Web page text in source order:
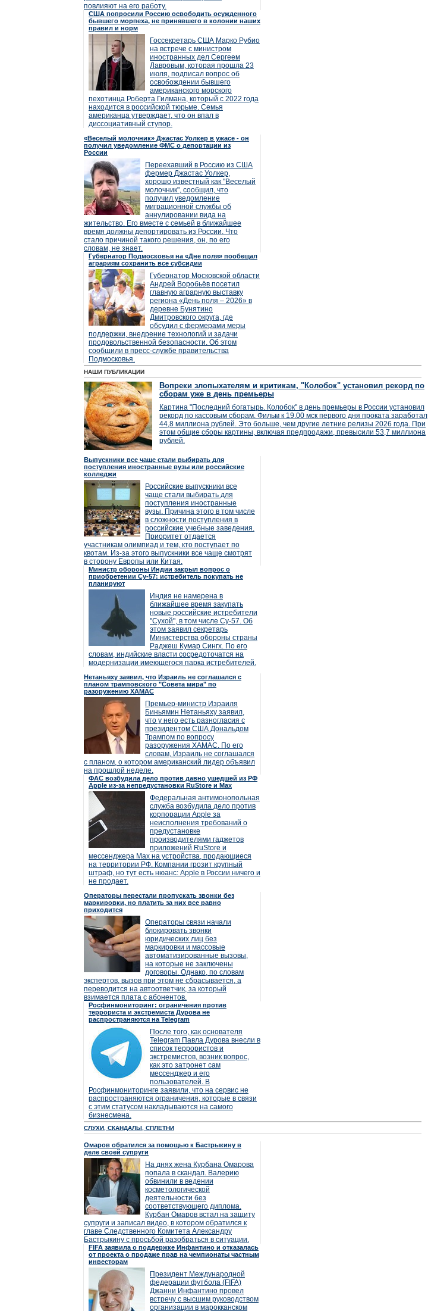
повлияют на его работу.
США попросили Россию освободить осужденного
бывшего морпеха, не принявшего в колонии наших
правил и норм
Госсекретарь США Марко Рубио
на встрече с министром
иностранных дел Сергеем
Лавровым, которая прошла 23
июля, подписал вопрос об
освобождении бывшего
американского морского
пехотинца Роберта Гилмана, который с 2022 года
находится в российской тюрьме. Семья
американца утверждает, что он впал в
диссоциативный ступор.
«Веселый молочник» Джастас Уолкер в ужасе - он
получил уведомление ФМС о депортации из
России
Переехавший в Россию из США
фермер Джастас Уолкер,
хорошо известный как "Веселый
молочник", сообщил, что
получил уведомление
миграционной службы об
аннулировании вида на
жительство. Его вместе с семьей в ближайшее
время должны депортировать из России. Что
стало причиной такого решения, он, по его
словам, не знает.
Губернатор Подмосковья на «Дне поля» пообещал
аграриям сохранить все субсидии
Губернатор Московской области
Андрей Воробьёв посетил
главную аграрную выставку
региона «День поля – 2026» в
деревне Бунятино
Дмитровского округа, где
обсудил с фермерами меры
поддержки, внедрение технологий и задачи
продовольственной безопасности. Об этом
сообщили в пресс-службе правительства
Подмосковья.
НАШИ ПУБЛИКАЦИИ
Вопреки злопыхателям и критикам, "Колобок" установил рекорд по
сборам уже в день премьеры
Картина "Последний богатырь. Колобок" в день премьеры в России установил
рекорд по кассовым сборам. Фильм к 19.00 мск первого дня проката заработал
44,8 миллиона рублей. Это больше, чем другие летние релизы 2026 года. При
этом общие сборы картины, включая предпродажи, превысили 53,7 миллиона
рублей.
Выпускники все чаще стали выбирать для
поступления иностранные вузы или российские
колледжи
Российские выпускники все
чаще стали выбирать для
поступления иностранные
вузы. Причина этого в том числе
в сложности поступления в
российские учебные заведения.
Приоритет отдается
участникам олимпиад и тем, кто поступает по
квотам. Из-за этого выпускники все чаще смотрят
в сторону Европы или Китая.
Министр обороны Индии закрыл вопрос о
приобретении Су-57: истребитель покупать не
планируют
Индия не намерена в
ближайшее время закупать
новые российские истребители
"Сухой", в том числе Су-57. Об
этом заявил секретарь
Министерства обороны страны
Раджеш Кумар Сингх. По его
словам, индийские власти сосредоточатся на
модернизации имеющегося парка истребителей.
Нетаньяху заявил, что Израиль не соглашался с
планом трамповского "Совета мира" по
разоружению ХАМАС
Премьер-министр Израиля
Биньямин Нетаньяху заявил,
что у него есть разногласия с
президентом США Дональдом
Трампом по вопросу
разоружения ХАМАС. По его
словам, Израиль не соглашался
с планом, о котором американский лидер объявил
на прошлой неделе.
ФАС возбудила дело против давно ушедшей из РФ
Apple из-за непредустановки RuStore и Max
Федеральная антимонопольная
служба возбудила дело против
корпорации Apple за
неисполнения требований о
предустановке
производителями гаджетов
приложений RuStore и
мессенджера Max на устройства, продающиеся
на территории РФ. Компании грозит крупный
штраф, но тут есть нюанс: Apple в России ничего и
не продает.
Операторы перестали пропускать звонки без
маркировки, но платить за них все равно
приходится
Операторы связи начали
блокировать звонки
юридических лиц без
маркировки и массовые
автоматизированные вызовы,
на которые не заключены
договоры. Однако, по словам
экспертов, вызов при этом не сбрасывается, а
переводится на автоответчик, за который
взимается плата с абонентов.
Росфинмониторинг: ограничения против
террориста и экстремиста Дурова не
распространяются на Telegram
После того, как основателя
Telegram Павла Дурова внесли в
список террористов и
экстремистов, возник вопрос,
как это затронет сам
мессенджер и его
пользователей. В
Росфинмониторинге заявили, что на сервис не
распространяются ограничения, которые в связи
с этим статусом накладываются на самого
бизнесмена.
СЛУХИ, СКАНДАЛЫ, СПЛЕТНИ
Омаров обратился за помощью к Бастрыкину в
деле своей супруги
На днях жена Курбана Омарова
попала в скандал. Валерию
обвинили в ведении
косметологической
деятельности без
соответствующего диплома.
Курбан Омаров встал на защиту
супруги и записал видео, в котором обратился к
главе Следственного Комитета Александру
Бастрыкину с просьбой разобраться в ситуации.
FIFA заявила о поддержке Инфантино и отказалась
от проекта о продаже прав на чемпионаты частным
инвесторам
Президент Международной
федерации футбола (FIFA)
Джанни Инфантино провел
встречу с высшим руководством
организации в марокканском